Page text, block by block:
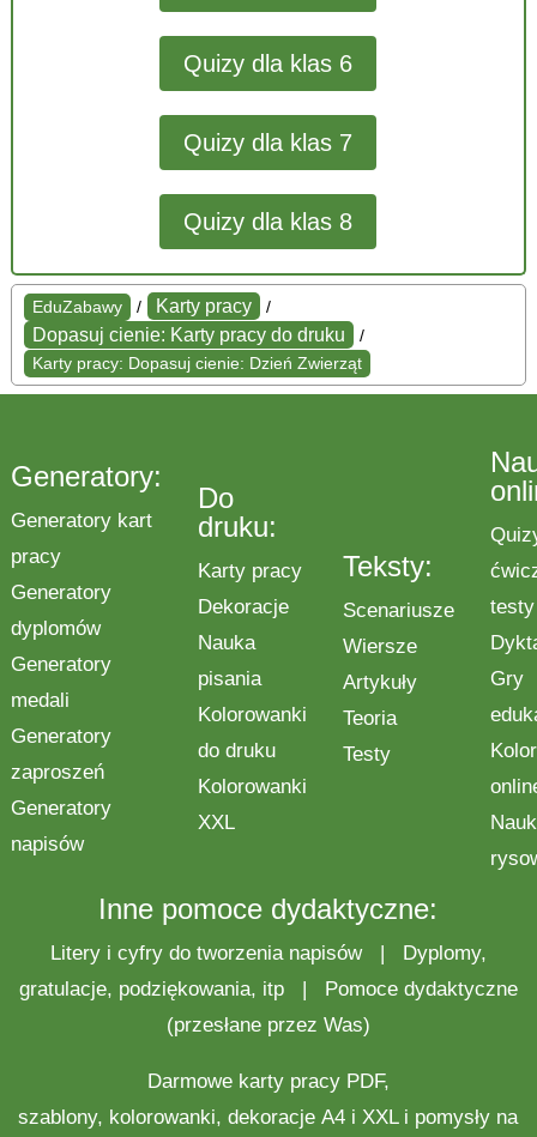
Quizy dla klas 6
Quizy dla klas 7
Quizy dla klas 8
EduZabawy / Karty pracy /
Dopasuj cienie: Karty pracy do druku
/
Karty pracy: Dopasuj cienie: Dzień Zwierząt
Generatory:
Generatory kart
pracy
Generatory
dyplomów
Generatory
medali
Generatory
zaproszeń
Generatory
napisów
Do
druku:
Karty pracy
Dekoracje
Nauka
pisania
Kolorowanki
do druku
Kolorowanki
XXL
Teksty:
Scenariusze
Wiersze
Artykuły
Teoria
Testy
testy
Gry
Inne pomoce dydaktyczne:
Litery i cyfry do tworzenia napisów| Dyplomy,
gratulacje, podziękowania, itp| Pomoce dydaktyczne
(przesłane przez Was)
Darmowe karty pracyPDF,
szablony, kolorowanki,dekoracje A4 i XXL i pomysły na